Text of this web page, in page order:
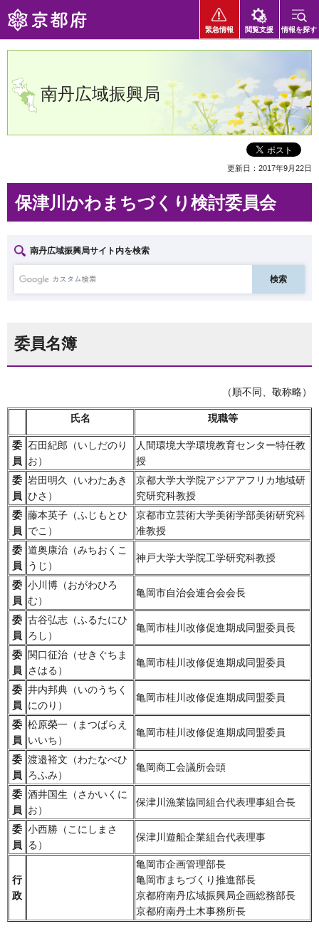
京都府
緊急情報 閲覧支援 情報を探す
南丹広域振興局
更新日：2017年9月22日
保津川かわまちづくり検討委員会
南丹広域振興局サイト内を検索
委員名簿
（順不同、敬称略）
氏名 現職等
委
員
石田紀郎（いしだのり
お）
人間環境大学環境教育センター特任教
授
委
員
岩田明久（いわたあき
ひさ）
京都大学大学院アジアアフリカ地域研
究研究科教授
委
員
藤本英子（ふじもとひ
でこ）
京都市立芸術大学美術学部美術研究科
准教授
委
員
道奥康治（みちおくこ
うじ）
神戸大学大学院工学研究科教授
委
員
小川博（おがわひろ
む）
亀岡市自治会連合会会長
委
員
古谷弘志（ふるたにひ
ろし）
亀岡市桂川改修促進期成同盟委員長
委
員
関口征治（せきぐちま
さはる）
亀岡市桂川改修促進期成同盟委員
委
員
井内邦典（いのうちく
にのり）
亀岡市桂川改修促進期成同盟委員
委
員
松原榮一（まつばらえ
いいち）
亀岡市桂川改修促進期成同盟委員
委
員
渡邉裕文（わたなべひ
ろふみ）
亀岡商工会議所会頭
委
員
酒井国生（さかいくに
お）
保津川漁業協同組合代表理事組合長
委
員
小西勝（こにしまさ
る）
保津川遊船企業組合代表理事
行
政
亀岡市企画管理部長
亀岡市まちづくり推進部長
京都府南丹広域振興局企画総務部長
京都府南丹土木事務所長